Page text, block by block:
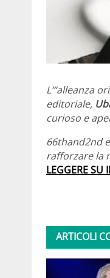
L’“alleanza
editoriale,
curioso e
66thand2nd
rafforzare la
LEGGERE SU
ARTICOLI